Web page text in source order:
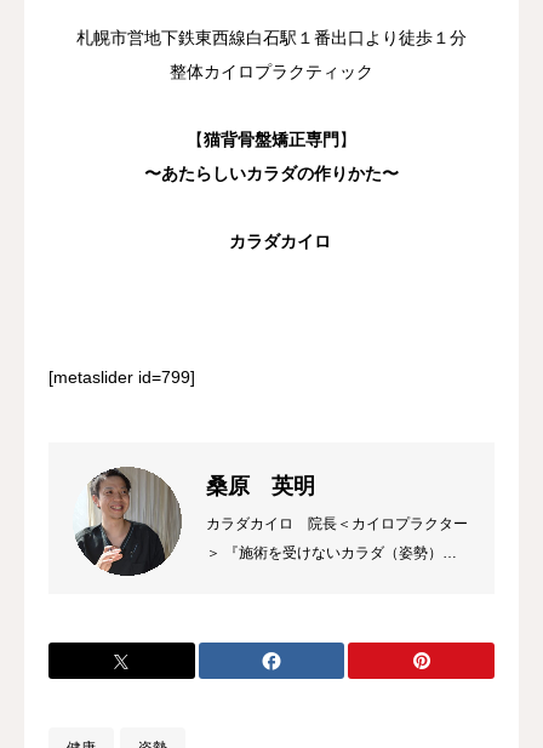
札幌市営地下鉄東西線白石駅１番出口より徒歩１分
整体カイロプラクティック
【猫背骨盤矯正専門 】
〜あたらしいカラダの作りかた〜
カラダカイロ
[metaslider id=799]
桑原 英明
カラダカイロ 院長＜カイロプラクター
＞ 『施術を受けないカラダ（姿勢）づ
らしいカラダの作りかた〜』を提供して
おります。